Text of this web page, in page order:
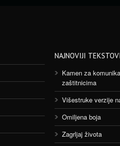
NAJNOVIJI TEKSTOVI
Kamen za
zaštitnicima
Višestruke verzije
Omiljena boja
Zagrljaj života